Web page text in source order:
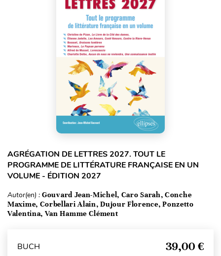
AGRÉGATION DE LETTRES 2027. TOUT LE
PROGRAMME DE LITTÉRATURE FRANÇAISE EN UN
VOLUME - ÉDITION 2027
Autor(en) : Gouvard Jean-Michel, Caro Sarah, Conche
Maxime, Corbellari Alain, Dujour Florence, Ponzetto
Valentina, Van Hamme Clément
BUCH 39,00 €